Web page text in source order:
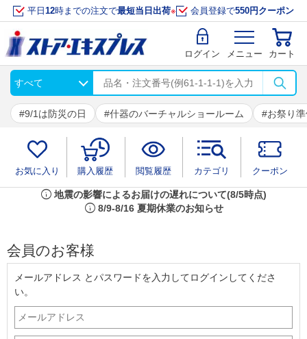
平日 12時までの注文で最短当日出荷※ 会員登録で550円クーポン
ログイン メニュー カート
9/1は防災の日 什器のバーチャルショールーム お祭り
お気に入り 購入履歴 閲覧履歴 カテゴリ クーポン
info 地震の影響によるお届けの遅れについて(8/5時点)
info 8/9-8/16 夏期休業のお知らせ
会員のお客様
メールアドレス とパスワードを入力してログインしてくださ
い。